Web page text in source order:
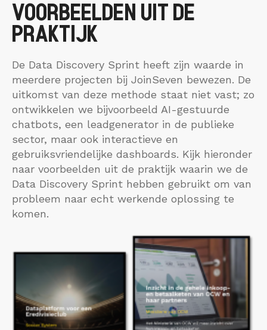
VOORBEELDEN UIT DE
PRAKTIJK
De Data Discovery Sprint heeft zijn waarde in
meerdere projecten bij JoinSeven bewezen. De
uitkomst van deze methode staat niet vast; zo
ontwikkelen we bijvoorbeeld AI-gestuurde
chatbots, een leadgenerator in de publieke
sector, maar ook interactieve en
gebruiksvriendelijke dashboards. Kijk hieronder
naar voorbeelden uit de praktijk waarin we de
Data Discovery Sprint hebben gebruikt om van
probleem naar echt werkende oplossing te
komen.